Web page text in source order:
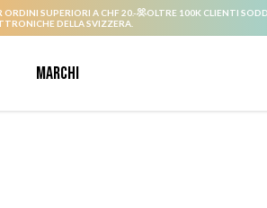
SUPERIORI A CHF 20.-
OLTRE 100K CLIENTI
DELLA SVIZZERA.
Marchi